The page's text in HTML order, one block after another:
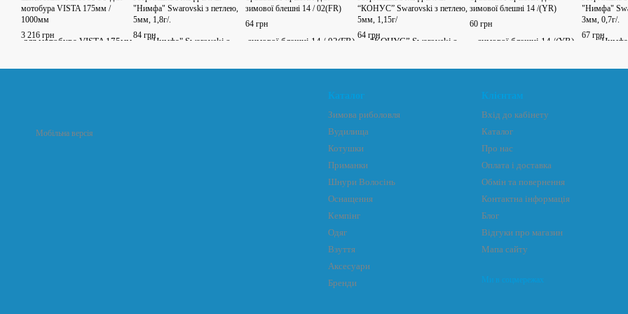
мотобура VISTA 175мм /
1000мм
3 216 грн
"Нимфа" Swarovski з петлею,
5мм, 1,8г/.
84 грн
зимової блешні 14 / 02(FR)
64 грн
“КОНУС” Swarovski з петлею,
5мм, 1,15г/
64 грн
зимової блешні 14 /(YR)
60 грн
"Нимфа"
3мм, 0,7г/.
67 грн
Мобільна версія
Каталог
Зимова риболовля
Вудилища
Котушки
Приманки
Шнури Волосінь
Оснащення
Кемпінг
Одяг
Взуття
Аксесуари
Бренди
Клієнтам
Вхід до кабінету
Каталог
Про нас
Оплата і доставка
Обмін та повернення
Контактна інформація
Блог
Відгуки про магазин
Мапа сайту
Ми в соцмережах